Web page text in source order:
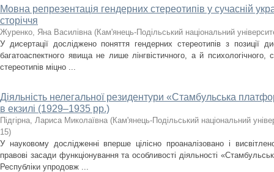
Мовна репрезентація гендерних стереотипів у сучасній
сторіччя
Журенко, Яна Василівна (Кам'янець-Подільський національний
У дисертації досліджено поняття гендерних стереотипів з позиції
багатоаспектного явища не лише лінгвістичного, а й психологічного,
стереотипів міцно ...
Діяльність нелегальної резидентури «Стамбульська
в екзилі (1929–1935 рр.)
Підгірна, Лариса Миколаївна (Кам'янець-Подільський національний
15)
У науковому дослідженні вперше цілісно проаналізовано і
правові засади функціонування та особливості діяльності
Республіки упродовж ...